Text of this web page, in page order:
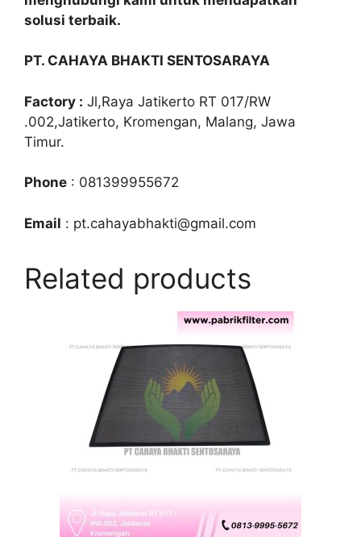
solusi terbaik.
PT. CAHAYA BHAKTI SENTOSARAYA
Factory : Jl,Raya Jatikerto RT 017/RW
.002,Jatikerto, Kromengan, Malang, Jawa
Timur.
Phone : 081399955672
Email : pt.cahayabhakti@gmail.com
Related products